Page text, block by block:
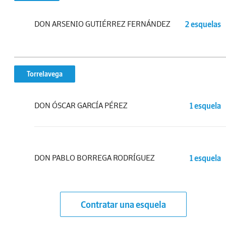
DON ARSENIO GUTIÉRREZ FERNÁNDEZ 2 esquelas
Torrelavega
DON ÓSCAR GARCÍA PÉREZ 1 esquela
DON PABLO BORREGA RODRÍGUEZ 1 esquela
Contratar una esquela